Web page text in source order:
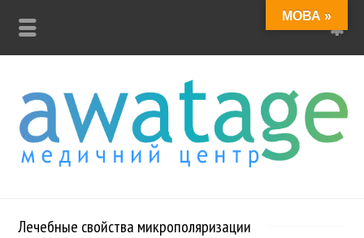
Лечебные свойства микрополяризации
МОВА »